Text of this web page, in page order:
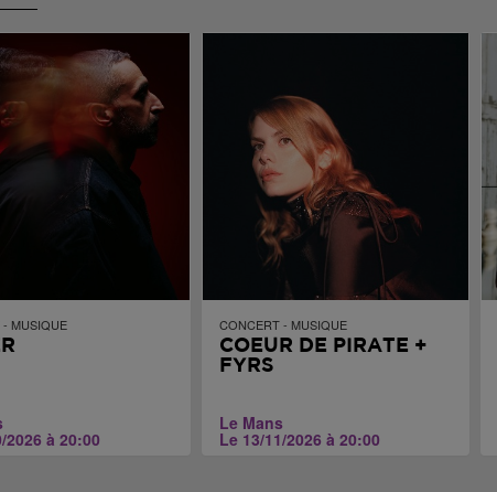
MUSIQUE
2026 à 20:00
CONCERT - MUSIQUE
COEUR DE PIRATE +
FYRS
Le Mans
Le 13/11/2026 à 20:00